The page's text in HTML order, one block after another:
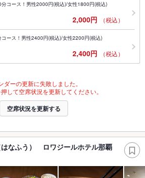
コース！男性2000円(税込)/女性1800円(税込)
2,000円 （税込）
ース！男性2400円(税込)/女性2200円(税込)
2,400円 （税込）
ダーの更新に失敗しました。
して空席状況を更新してください。
空席状況を更新する
なふう） ロワジールホテル那覇